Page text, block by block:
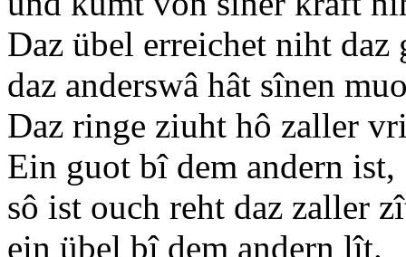
Daz übel erreichet niht daz
daz anderswâ hât sînen
Daz ringe ziuht hô zaller
Ein guot bî dem andern ist,
sô ist ouch reht daz zaller
ein übel bî dem andern lît.